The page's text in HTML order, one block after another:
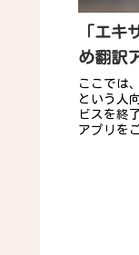
「エキ
め翻訳
ここでは
という人
ビスを終
アプリを